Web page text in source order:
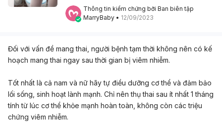
Thông tin kiểm chứng bởi Ban biên tập
MarryBaby • 12/09/2023
Đối với vấn đề mang thai, người bệnh tạm thời không nên có kế
hoạch mang thai ngay sau thời gian bị viêm nhiễm.
Tốt nhất là cả nam và nữ hãy tự điều dưỡng cơ thể và đảm bảo
lối sống, sinh hoạt lành mạnh. Chỉ nên thụ thai sau ít nhất 1 tháng
tính từ lúc cơ thể khỏe mạnh hoàn toàn, không còn các triệu
chứng viêm nhiễm.